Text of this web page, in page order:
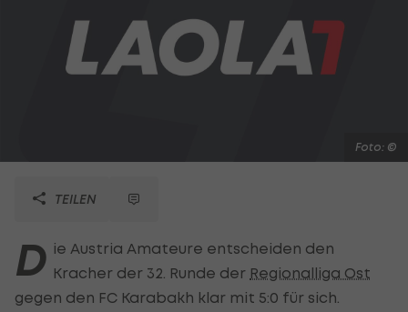
Foto: ©
TEILEN
D ie Austria Amateure entscheiden den
Kracher der 32. Runde der Regionalliga Ost
gegen den FC Karabakh klar mit 5:0 für sich.